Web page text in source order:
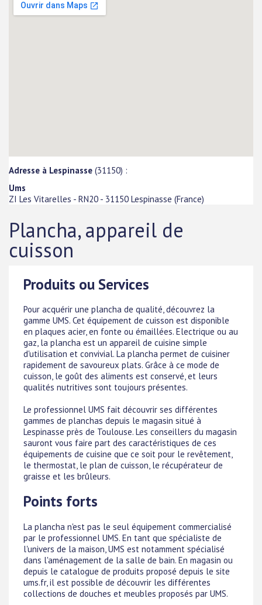
Adresse à Lespinasse (31150) :
Ums
ZI Les Vitarelles - RN20 - 31150 Lespinasse (France)
Plancha, appareil de
cuisson
Produits ou Services
Pour acquérir une plancha de qualité, découvrez la
gamme UMS. Cet équipement de cuisson est disponible
en plaques acier, en fonte ou émaillées. Electrique ou au
gaz, la plancha est un appareil de cuisine simple
d'utilisation et convivial. La plancha permet de cuisiner
rapidement de savoureux plats. Grâce à ce mode de
cuisson, le goût des aliments est conservé, et leurs
qualités nutritives sont toujours présentes.
Le professionnel UMS fait découvrir ses différentes
gammes de planchas depuis le magasin situé à
Lespinasse près de Toulouse. Les conseillers du magasin
sauront vous faire part des caractéristiques de ces
équipements de cuisine que ce soit pour le revêtement,
le thermostat, le plan de cuisson, le récupérateur de
graisse et les brûleurs.
Points forts
La plancha n'est pas le seul équipement commercialisé
par le professionnel UMS. En tant que spécialiste de
l'univers de la maison, UMS est notamment spécialisé
dans l'aménagement de la salle de bain. En magasin ou
depuis le catalogue de produits proposé depuis le site
ums.fr, il est possible de découvrir les différentes
collections de douches et meubles proposés par UMS.